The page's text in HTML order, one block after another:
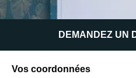
DEMANDEZ UN
Vos coordonnées